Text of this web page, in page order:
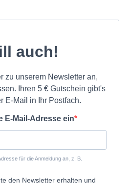
auch!
zu unserem Newsletter an,
Ihren 5 € Gutschein gibt's
E-Mail in Ihr Postfach.
E-Mail-Adresse ein
für die Anmeldung an, z. B.
den Newsletter erhalten und